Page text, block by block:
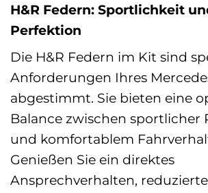
H&R Federn: Sportlichkeit
Perfektion
Die H&R Federn im Kit sind
Anforderungen Ihres
abgestimmt. Sie bieten eine
Balance zwischen sportlicher
und komfortablem
Genießen Sie ein direktes
Ansprechverhalten, reduzierte